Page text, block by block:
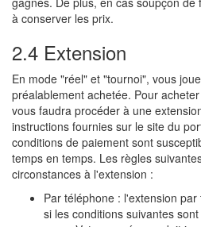
à conserver les prix.
2.4 Extension
En mode "réel" et "tournoi", vous
préalablement achetée. Pour
vous faudra procéder à une
instructions fournies sur le site du
conditions de paiement sont
temps en temps. Les règles
circonstances à l'extension :
Par téléphone : l'extension
si les conditions suivantes